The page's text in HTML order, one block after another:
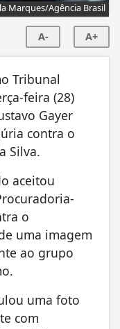
Marques/Agência Brasil
A- A+
Tribunal
feira (28)
Gayer
contra o
Silva.
aceitou
o
uma imagem
ao grupo
uma foto
com